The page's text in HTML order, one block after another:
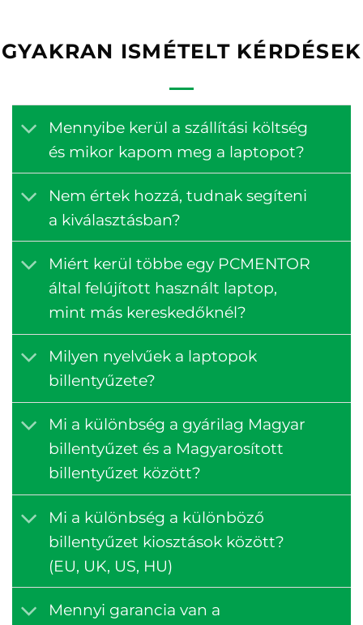
GYAKRAN ISMÉTELT KÉRDÉSEK
Mennyibe kerül a szállítási költség
és mikor kapom meg a laptopot?
Nem értek hozzá, tudnak segíteni
a kiválasztásban?
Miért kerül többe egy PCMENTOR
által felújított használt laptop,
mint más kereskedőknél?
Milyen nyelvűek a laptopok
billentyűzete?
Mi a különbség a gyárilag Magyar
billentyűzet és a Magyarosított
billentyűzet között?
Mi a különbség a különböző
billentyűzet kiosztások között?
(EU, UK, US, HU)
Mennyi garancia van a